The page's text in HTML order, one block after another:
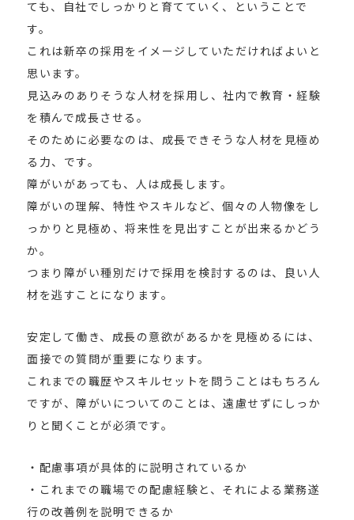
ても、自社でしっかりと育てていく、ということで
す。
これは新卒の採用をイメージしていただければよいと
思います。
見込みのありそうな人材を採用し、社内で教育・経験
を積んで成長させる。
そのために必要なのは、成長できそうな人材を見極め
る力、です。
障がいがあっても、人は成長します。
障がいの理解、特性やスキルなど、個々の人物像をし
っかりと見極め、将来性を見出すことが出来るかどう
か。
つまり障がい種別だけで採用を検討するのは、良い人
材を逃すことになります。
安定して働き、成長の意欲があるかを見極めるには、
面接での質問が重要になります。
これまでの職歴やスキルセットを問うことはもちろん
ですが、障がいについてのことは、遠慮せずにしっか
りと聞くことが必須です。
・配慮事項が具体的に説明されているか
・これまでの職場での配慮経験と、それによる業務遂
行の改善例を説明できるか